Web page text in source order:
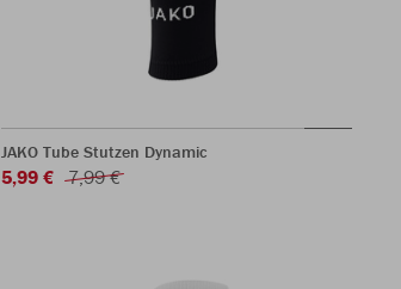
JAKO Tube Stutzen Dynamic
5,99 € 7,99 €